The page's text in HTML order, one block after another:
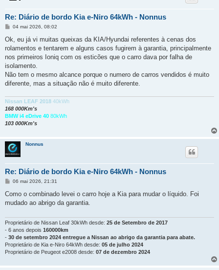
Re: Diário de bordo Kia e-Niro 64kWh - Nonnus
M
n
a
g
m
04 mai 2026, 08:02
Ok, eu já vi muitas queixas da KIA/Hyundai referentes à cenas dos
rolamentos e tentarem e alguns casos fugirem à garantia, principalmente
nos primeiros Ioniq com os esticões que o carro dava por falha de
isolamento.
Não tem o mesmo alcance porque o numero de carros vendidos é muito
diferente, mas a situação não é muito diferente.
Nissan LEAF 2018 40kWh
168 000Km's
BMW i4 eDrive 40 80kWh
103 000Km's
Nonnus
Re: Diário de bordo Kia e-Niro 64kWh - Nonnus
M
n
a
m
06 mai 2026, 21:31
Como o combinado levei o carro hoje a Kia para mudar o líquido. Foi
mudado ao abrigo da garantia.
Proprietário de Nissan Leaf 30kWh desde: 25 de Setembro de 2017
- 6 anos depois 160000km
- 30 de setembro 2024 entregue a Nissan ao abrigo da garantia para abate.
Proprietário de Kia e-Niro 64kWh desde: 05 de julho 2024
Proprietário de Peugeot e2008 desde: 07 de dezembro 2024